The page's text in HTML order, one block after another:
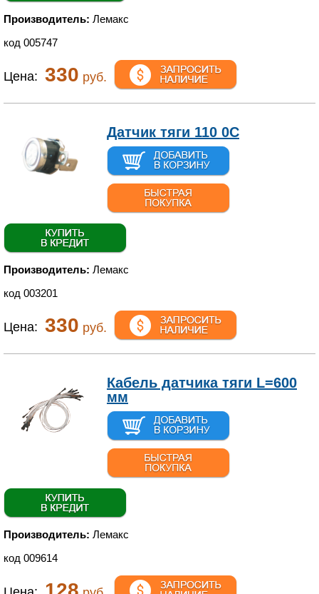
Производитель: Лемакс
код 005747
Цена: 330 руб.
Датчик тяги 110 0С
Производитель: Лемакс
код 003201
Цена: 330 руб.
Кабель датчика тяги L=600
мм
Производитель: Лемакс
код 009614